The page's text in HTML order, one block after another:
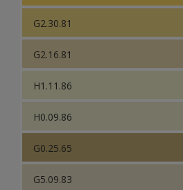
G2.30.81
G2.16.81
H1.11.86
H0.09.86
G0.25.65
G5.09.83